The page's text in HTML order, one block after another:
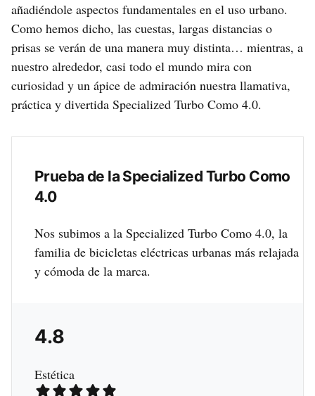
añadiéndole aspectos fundamentales en el uso urbano.
Como hemos dicho, las cuestas, largas distancias o
prisas se verán de una manera muy distinta… mientras, a
nuestro alrededor, casi todo el mundo mira con
curiosidad y un ápice de admiración nuestra llamativa,
práctica y divertida Specialized Turbo Como 4.0.
Prueba de la Specialized Turbo Como
4.0
Nos subimos a la Specialized Turbo Como 4.0, la
familia de bicicletas eléctricas urbanas más relajada
y cómoda de la marca.
4.8
Estética